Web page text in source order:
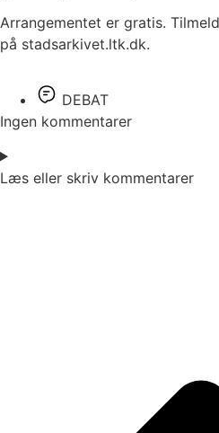
Arrangementet er gratis.
på stadsarkivet.ltk.dk.
DEBAT
Ingen kommentarer
Læs eller skriv kommentarer